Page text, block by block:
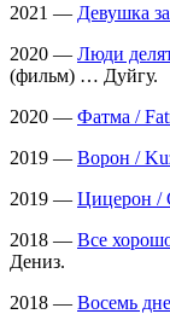
2021 — Девушка
2020 — Люди
(фильм) … Дуйгу.
2020 — Фатма /
2019 — Ворон /
2019 — Цицерон /
2018 — Все
Дениз.
2018 — Восемь